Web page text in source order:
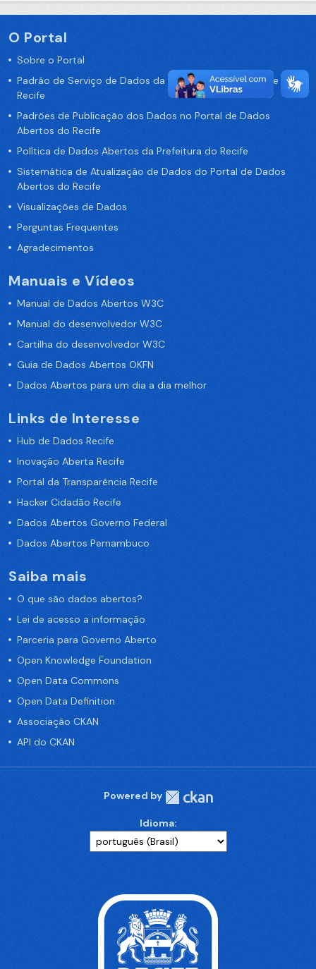
O Portal
Sobre o Portal
Padrão de Serviço de Dados da Prefeitura da Cidade de
Recife
Padrões de Publicação dos Dados no Portal de Dados
Abertos do Recife
Política de Dados Abertos da Prefeitura do Recife
Sistemática de Atualização de Dados do Portal de Dados
Abertos do Recife
Visualizações de Dados
Perguntas Frequentes
Agradecimentos
Manuais e Vídeos
Manual de Dados Abertos W3C
Manual do desenvolvedor W3C
Cartilha do desenvolvedor W3C
Guia de Dados Abertos OKFN
Dados Abertos para um dia a dia melhor
Links de Interesse
Hub de Dados Recife
Inovação Aberta Recife
Portal da Transparência Recife
Hacker Cidadão Recife
Dados Abertos Governo Federal
Dados Abertos Pernambuco
Saiba mais
O que são dados abertos?
Lei de acesso a informação
Parceria para Governo Aberto
Open Knowledge Foundation
Open Data Commons
Open Data Definition
Associação CKAN
API do CKAN
Powered by
Idioma